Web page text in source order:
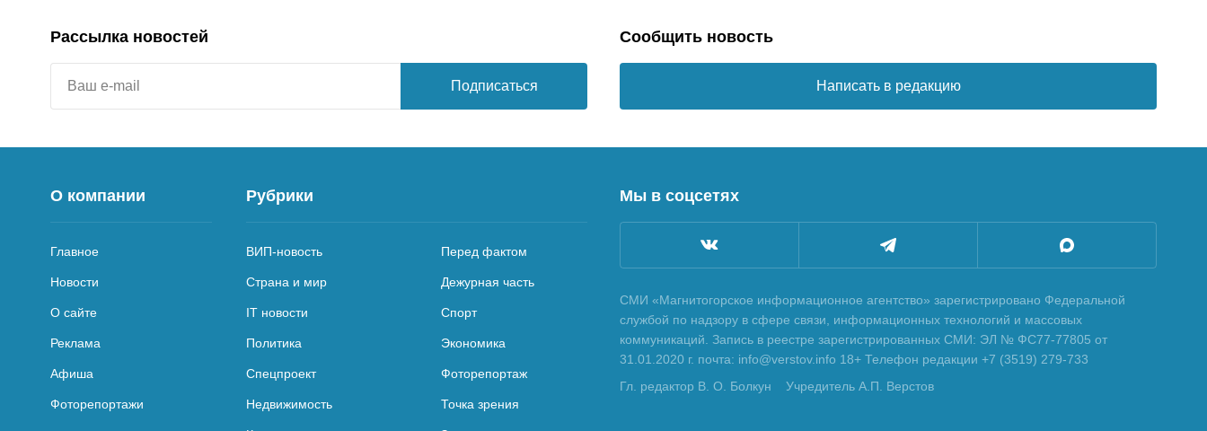
Рассылка новостей
Подписаться
Сообщить новость
Написать в редакцию
О компании
Главное
Новости
О сайте
Реклама
Афиша
Фоторепортажи
Рубрики
ВИП-новость Перед фактом
Страна и мир Дежурная часть
IT новости Спорт
Политика Экономика
Спецпроект Фоторепортаж
Недвижимость Точка зрения
Мы в соцсетях
СМИ «Магнитогорское информационное агентство» зарегистрировано Федеральной
службой по надзору в сфере связи, информационных технологий и массовых
коммуникаций. Запись в реестре зарегистрированных СМИ: ЭЛ № ФС77-77805 от
31.01.2020 г. почта: info@verstov.info 18+ Телефон редакции +7 (3519) 279-733
Гл. редактор В. О. Болкун
Учредитель А.П. Верстов